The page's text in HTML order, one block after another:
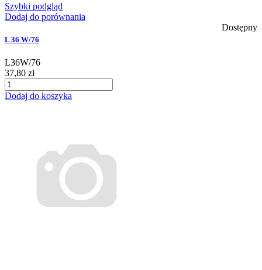
Szybki podgląd
Dodaj do porównania
Dostępny
L 36 W/76
L36W/76
37,80 zł
Dodaj do koszyka